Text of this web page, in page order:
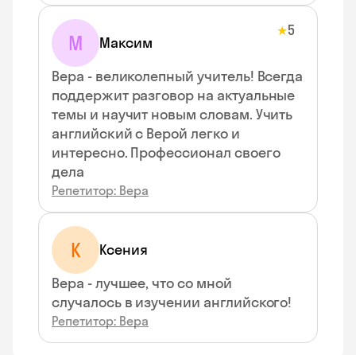
М Максим
★5
Вера - великолепный учитель! Всегда
поддержит разговор на актуальные
темы и научит новым словам. Учить
английский с Верой легко и
интересно. Профессионал своего
дела
Репетитор: Вера
К
Ксения
Вера - лучшее, что со мной
случалось в изучении английского!
Репетитор: Вера